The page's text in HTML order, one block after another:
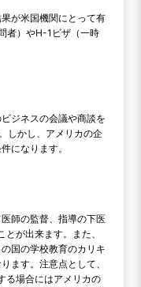
が米国機関にとって有
者）やH-1ビザ（一時
ジネスの会議や商談を
しかし、アメリカの企
になります。
師の監督、指導の下医
が出来ます。また、
国の学校教育のカリキ
ます。注意点として、
る場合にはアメリカの